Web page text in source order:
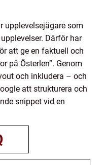
upplevelsejägare som
Därför har
att ge en faktuell och
på Österlen”. Genom
och inkludera – och
att strukturera och
snippet vid en